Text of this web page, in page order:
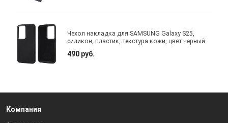
Чехол накладка для SAMSUNG Galaxy S25,
силикон, пластик, текстура кожи, цвет черный
490 руб.
Компания